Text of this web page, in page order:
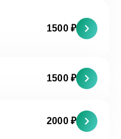
1500 ₽
1500 ₽
2000 ₽